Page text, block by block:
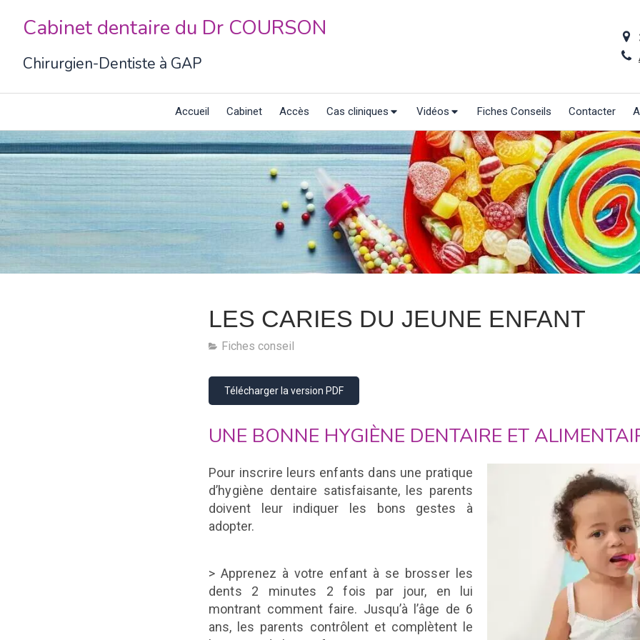
Cabinet dentaire du Dr COURSON
Chirurgien-Dentiste à GAP
Accueil Cabinet Accès Cas cliniques Vidéos Fiches Conseils Contacter
LES CARIES DU JEUNE ENFANT
Fiches conseil
Télécharger la version PDF
UNE BONNE HYGIÈNE DENTAIRE ET
Pour inscrire leurs enfants dans une pratique
d’hygiène dentaire satisfaisante, les parents
doivent leur indiquer les bons gestes à
adopter.
> Apprenez à votre enfant à se brosser les
dents 2 minutes 2 fois par jour, en lui
montrant comment faire. Jusqu’à l’âge de 6
ans, les parents contrôlent et complètent le